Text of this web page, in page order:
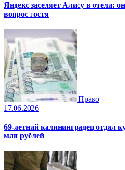
Яндекс заселяет Алису в отели:
вопрос гостя
Право
17.06.2026
69-летний калининградец отдал
млн рублей